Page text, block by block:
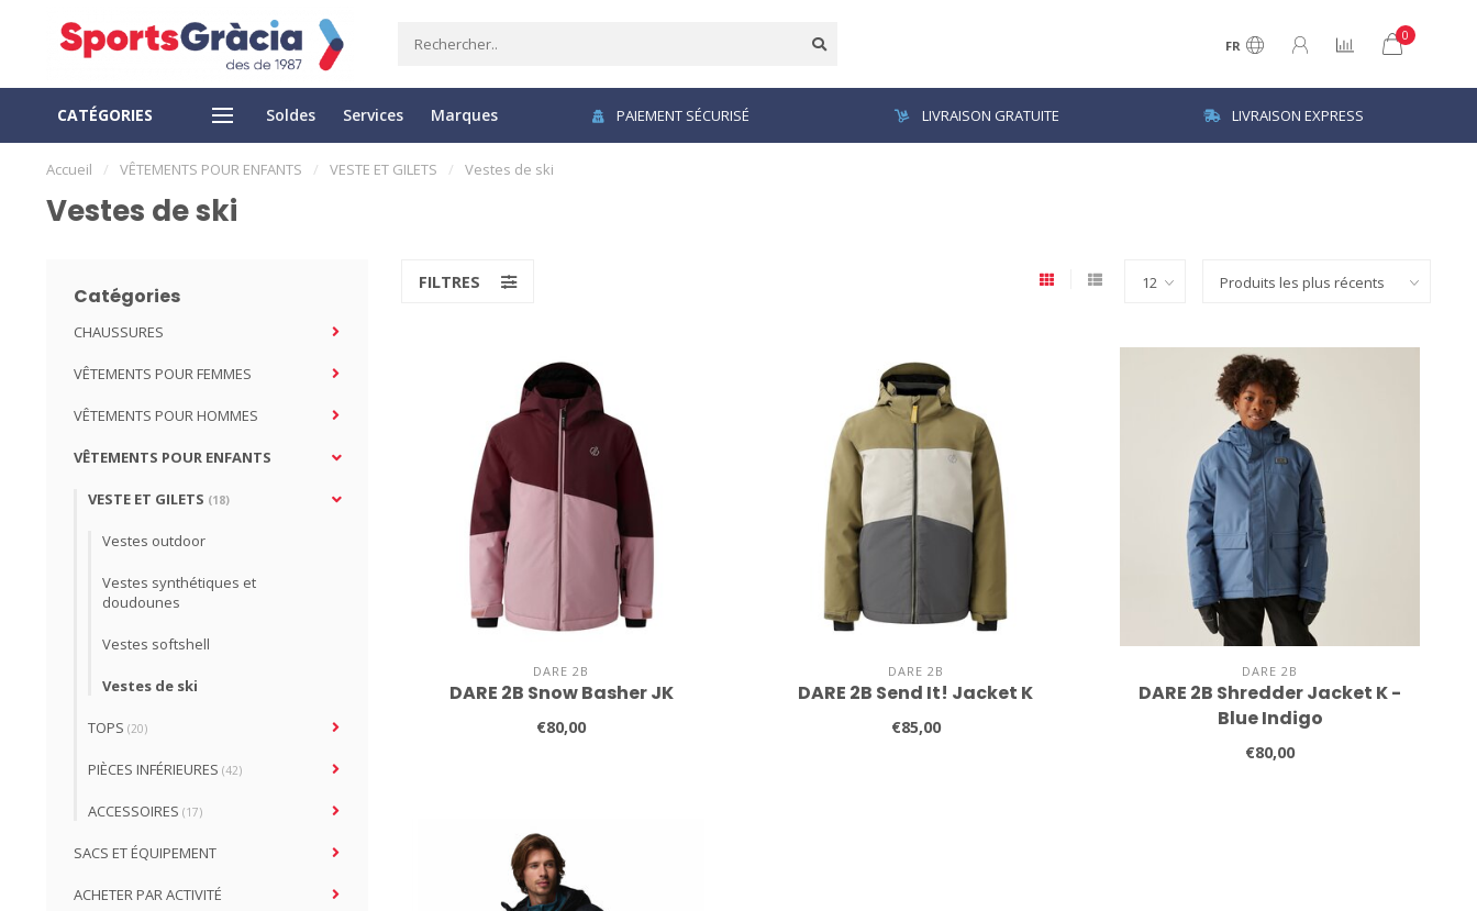
FR
0
CATÉGORIES Soldes Services Marques
LIVRAISON EXPRESS RETOUR FACILE PAIEMENT SÉCURISÉ LIVRAISON GRATUITE LIVRAISON EXPRESS
Accueil / VÊTEMENTS POUR ENFANTS / VESTE ET GILETS / Vestes de ski
Vestes de ski
Catégories
CHAUSSURES
VÊTEMENTS POUR FEMMES
VÊTEMENTS POUR HOMMES
VÊTEMENTS POUR ENFANTS
VESTE ET GILETS (18)
Vestes outdoor
Vestes synthétiques et
doudounes
Vestes softshell
Vestes de ski
TOPS (20)
PIÈCES INFÉRIEURES (42)
ACCESSOIRES (17)
SACS ET ÉQUIPEMENT
ACHETER PAR ACTIVITÉ
FILTRES
DARE 2B
DARE 2B Snow Basher JK
€80,00
DARE 2B
DARE 2B Send It! Jacket K
€85,00
DARE 2B
DARE 2B Shredder Jacket K -
Blue Indigo
€80,00